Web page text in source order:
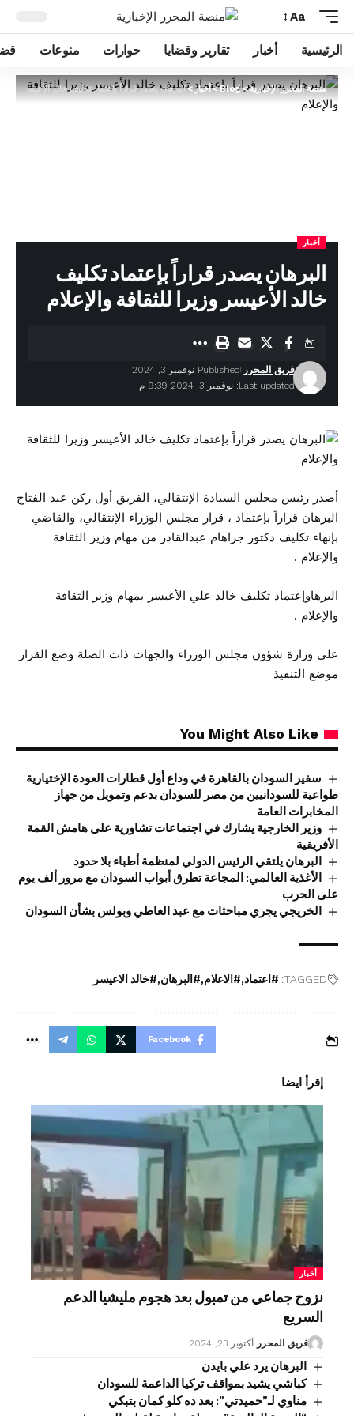
Aa
الرئيسية أخبار تقارير وقضايا حوارات منوعات
منصة المحرر الإخبارية>
Blog
>أخبار>البرهان يصدر قراراً بإعتماد تكليف خالد الأعيسر وزيرا
أخبار
البرهان يصدر قراراً بإعتماد تكليف
خالد الأعيسر وزيرا للثقافة والإعلام
Last updated: نوفمبر 3, 2024 9:39 م
فريق المحرر Published نوفمبر 3, 2024
أصدر رئيس مجلس السيادة الإنتقالي، الفريق أول ركن عبد الفتاح
البرهان قراراً بإعتماد ، قرار مجلس الوزراء الإنتقالي، والقاضي
بإنهاء تكليف دكتور جراهام عبدالقادر من مهام وزير الثقافة
والإعلام .
البرهاوإعتماد تكليف خالد علي الأعيسر بمهام وزير الثقافة
والإعلام .
على وزارة شؤون مجلس الوزراء والجهات ذات الصلة وضع القرار
موضع التنفيذ
You Might Also Like
سفير السودان بالقاهرة في وداع أول قطارات العودة الإختيارية
طواعية للسودانيين من مصر للسودان بدعم وتمويل من جهاز
المخابرات العامة
وزير الخارجية يشارك في اجتماعات تشاورية على هامش القمة
الأفريقية
البرهان يلتقي الرئيس الدولي لمنظمة أطباء بلا حدود
الأغذية العالمي: المجاعة تطرق أبواب السودان مع مرور ألف يوم
على الحرب
الخريجي يجري مباحثات مع عبد العاطي وبولس بشأن السودان
TAGGED: #اعتماد #الاعلام #البرهان #خالد الاعيسر
Facebook
إقرأ ايضا
أخبار
نزوح جماعي من تمبول بعد هجوم مليشيا الدعم
السريع
فريق المحرر أكتوبر 23, 2024
البرهان يرد علي بايدن
كباشي يشيد بمواقف تركيا الداعمة للسودان
مناوي لـ”حميدتي”: بعد ده كلو كمان بتبكي